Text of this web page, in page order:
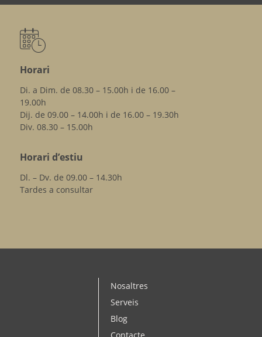
Horari
Di. a Dim. de 08.30 – 15.00h i de 16.00 –
19.00h
Dij. de 09.00 – 14.00h i de 16.00 – 19.30h
Div. 08.30 – 15.00h
Horari d’estiu
Dl. – Dv. de 09.00 – 14.30h
Tardes a consultar
Nosaltres
Serveis
Blog
Contacte